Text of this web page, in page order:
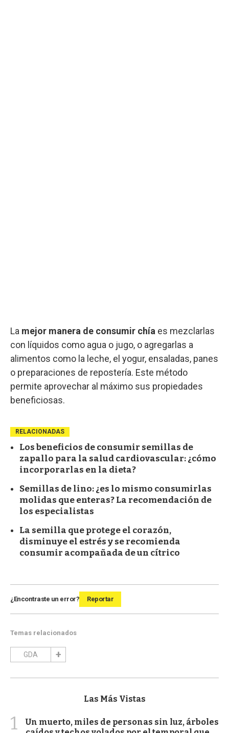
La mejor manera de consumir chía es mezclarlas
con líquidos como agua o jugo, o agregarlas a
alimentos como la leche, el yogur, ensaladas, panes
o preparaciones de repostería. Este método
permite aprovechar al máximo sus propiedades
beneficiosas.
RELACIONADAS
Los beneficios de consumir semillas de
zapallo para la salud cardiovascular: ¿cómo
incorporarlas en la dieta?
Semillas de lino: ¿es lo mismo consumirlas
molidas que enteras? La recomendación de
los especialistas
La semilla que protege el corazón,
disminuye el estrés y se recomienda
consumir acompañada de un cítrico
¿Encontraste un error? Reportar
Temas relacionados
GDA
Las Más Vistas
1
Un muerto, miles de personas sin luz, árboles